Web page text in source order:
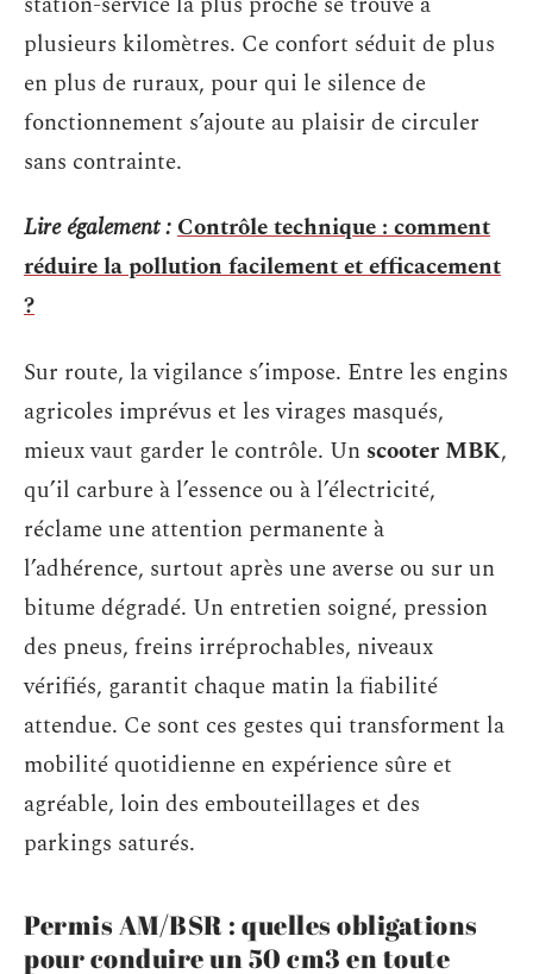
plusieurs kilomètres. Ce confort séduit de plus
en plus de ruraux, pour qui le silence de
fonctionnement s’ajoute au plaisir de circuler
sans contrainte.
Lire également :Contrôle technique : comment
réduire la pollution facilement et efficacement
?
Sur route, la vigilance s’impose. Entre les engins
agricoles imprévus et les virages masqués,
mieux vaut garder le contrôle. Un scooter MBK,
qu’il carbure à l’essence ou à l’électricité,
réclame une attention permanente à
l’adhérence, surtout après une averse ou sur un
bitume dégradé. Un entretien soigné, pression
des pneus, freins irréprochables, niveaux
vérifiés, garantit chaque matin la fiabilité
attendue. Ce sont ces gestes qui transforment la
mobilité quotidienne en expérience sûre et
agréable, loin des embouteillages et des
parkings saturés.
Permis AM/BSR : quelles obligations
pour conduire un 50 cm3 en toute